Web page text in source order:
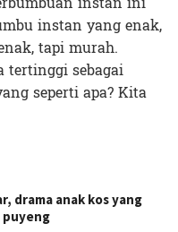
instan yang enak,
tapi murah.
tertinggi sebagai
seperti apa? Kita
drama anak kos yang
puyeng